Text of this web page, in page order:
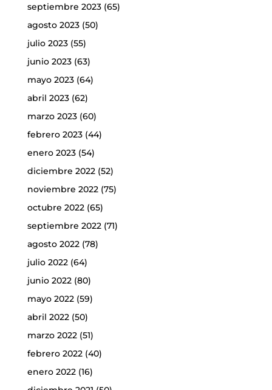
septiembre 2023(65)
agosto 2023(50)
julio 2023(55)
junio 2023(63)
mayo 2023(64)
abril 2023(62)
marzo 2023(60)
febrero 2023(44)
enero 2023(54)
diciembre 2022(52)
noviembre 2022(75)
octubre 2022(65)
septiembre 2022(71)
agosto 2022(78)
julio 2022(64)
junio 2022(80)
mayo 2022(59)
abril 2022(50)
marzo 2022(51)
febrero 2022(40)
enero 2022(16)